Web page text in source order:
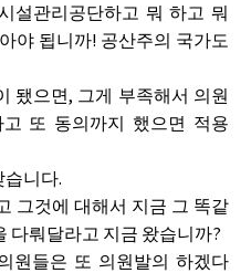
설관리공단하고 뭐 하고 뭐
야 됩니까! 공산주의 국가도
됐으면, 그게 부족해서 의원
또 동의까지 했으면 적용
습니다.
그것에 대해서 지금 그 똑같
다뤄달라고 지금 왔습니까?
원들은 또 의원발의 하겠다